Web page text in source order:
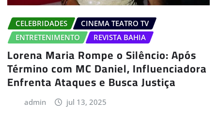
CELEBRIDADES
CINEMA TEATRO TV
ENTRETENIMENTO
REVISTA BAHIA
Lorena Maria Rompe o Silêncio: Após
Término com MC Daniel, Influenciadora
Enfrenta Ataques e Busca Justiça
admin jul 13, 2025